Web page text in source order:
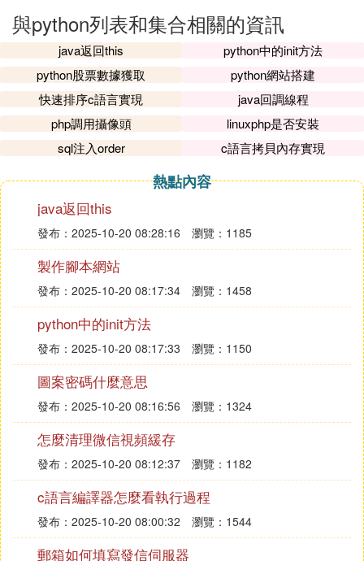
list的方法
L.append(var) #追加元素
L.insert(index,var)
L.pop(var) #返回最後一個元素，並從list中刪除之
L.remove(var) #刪除第一次出現的該元素
L.index(var) #該元素的位置,無則拋異常
L.extend(list) #追加list，即合並list到L上
L.sort() #排序
L.reverse() #倒序
list 操作符:,+,*，關鍵字del
a[1:] #片段操作符，用於子list的提取
[1,2]+[3,4] #為[1,2,3,4]。同extend()
[2]*4 #為[2,2,2,2]
del L[1] #刪除指定下標的元素
del L[1:3] #刪除指定下標范圍的元素
⑷ python中元祖,列表,集合,字典的區別
元祖中的數據是不可修改的.但是是有順序的
列表的長度是可變的,也就是說列表中的元素可以增
與python列表和集合相關的資訊
java返回this
python中的init方法
python股票數據獲取
python網站搭建
快速排序c語言實現
java回調線程
php調用攝像頭
linuxphp是否安裝
sql注入order
c語言拷貝內存實現
熱點內容
java返回this
發布：2025-10-20 08:28:16 瀏覽：1185
製作腳本網站
發布：2025-10-20 08:17:34 瀏覽：1458
python中的init方法
發布：2025-10-20 08:17:33 瀏覽：1150
圖案密碼什麼意思
發布：2025-10-20 08:16:56 瀏覽：1324
怎麼清理微信視頻緩存
發布：2025-10-20 08:12:37 瀏覽：1182
c語言編譯器怎麼看執行過程
發布：2025-10-20 08:00:32 瀏覽：1544
郵箱如何填寫發信伺服器